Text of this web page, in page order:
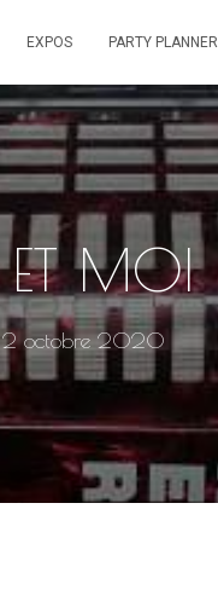
EXPOS PARTY PLANNER
ET MOI
2 octobre 2020